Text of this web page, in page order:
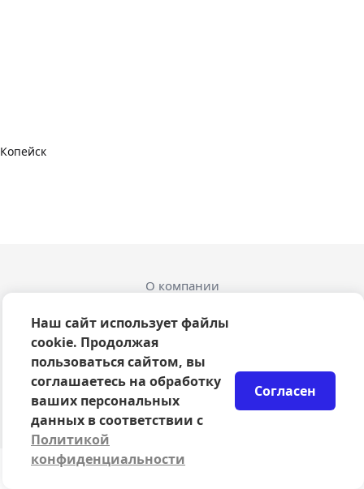
Копейск
О компании
Политика конфиденциальности
Согласие на обработку персональных данных
Правила возврата билетов
Возврат билетов
Организаторам
© 2024-2026 ООО Сцена
Наш сайт использует файлы
cookie. Продолжая
пользоваться сайтом, вы
соглашаетесь на обработку
ваших персональных
данных в соответствии с
Политикой
конфиденциальности
Согласен